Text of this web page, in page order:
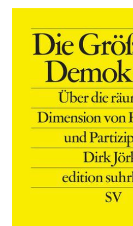
Die Größe der
Zur Wunschliste hinzufügen
Über die räumliche Dimension
Partizipation
Dirk Jörke